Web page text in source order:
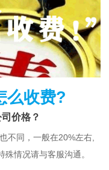
么收费?
价格？
不同，一般在20%左右,
情况请与客服沟通。